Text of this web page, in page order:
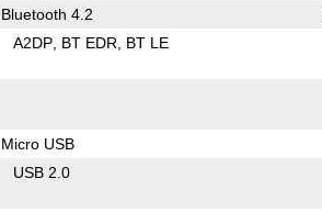
Bluetooth 4.2
A2DP BT EDR BT LE
Micro USB
USB 2.0